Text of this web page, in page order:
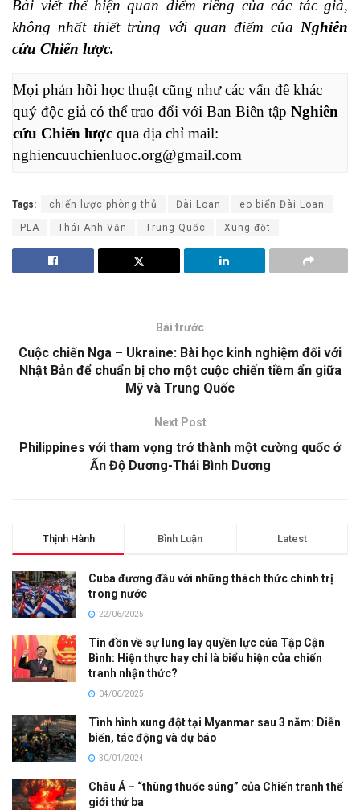
Bài viết thể hiện quan điểm riêng của các tác giả,
không nhất thiết trùng với quan điểm của Nghiên
cứu Chiến lược.
Mọi phản hồi học thuật cũng như các vấn đề khác
quý độc giả có thể trao đổi với Ban Biên tập Nghiên
cứu Chiến lược
nghiencuuchienluoc.org@gmail.com
Tags: chiến lược phòng thủ Đài Loan eo biển Đài Loan
PLA Thái Anh Văn Trung Quốc Xung đột
Bài trước
Cuộc chiến Nga – Ukraine: Bài học kinh nghiệm đối với
Nhật Bản để chuẩn bị cho một cuộc chiến tiềm ẩn giữa
Mỹ và Trung Quốc
Next Post
Philippines với tham vọng trở thành một cường quốc ở
Ấn Độ Dương-Thái Bình Dương
Thịnh Hành Bình Luận Latest
Cuba đương đầu với những thách thức chính trị
trong nước
22/06/2025
Tin đồn về sự lung lay quyền lực của Tập Cận
Bình: Hiện thực hay chỉ là biểu hiện của chiến
tranh nhận thức?
04/06/2025
Tình hình xung đột tại Myanmar sau 3 năm: Diễn
biến, tác động và dự báo
30/01/2024
Châu Á – “thùng thuốc súng” của Chiến tranh thế
giới thứ ba